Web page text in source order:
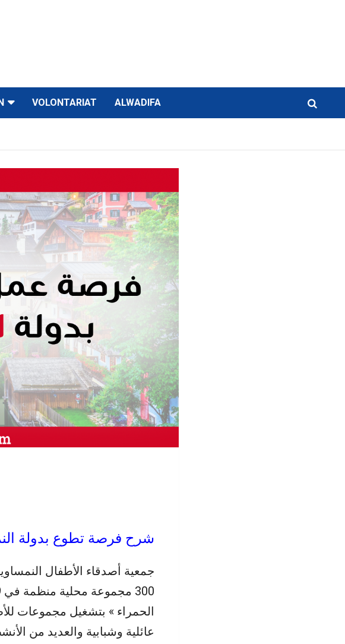
VOLONTARIAT ALWADIFA
شرح فرصة تطوع بدولة
جمعية أصدقاء الأطفال
الحمراء » بتشغيل مجموعات